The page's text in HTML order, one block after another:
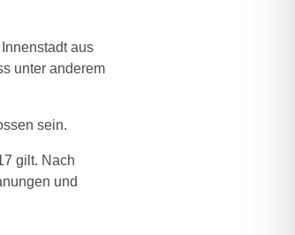
aus
unter anderem
sein.
gilt. Nach
und